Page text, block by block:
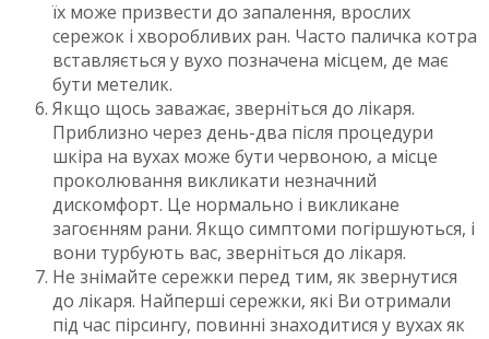
їх може призвести до запалення, врослих
сережок і хворобливих ран. Часто паличка котра
вставляється у вухо позначена місцем, де має
бути метелик.
Якщо щось заважає, зверніться до лікаря.
Приблизно через день-два після процедури
шкіра на вухах може бути червоною, а місце
проколювання викликати незначний
дискомфорт. Це нормально і викликане
загоєнням рани. Якщо симптоми погіршуються, і
вони турбують вас, зверніться до лікаря.
Не знімайте сережки перед тим, як звернутися
до лікаря. Найперші сережки, які Ви отримали
під час пірсингу, повинні знаходитися у вухах як